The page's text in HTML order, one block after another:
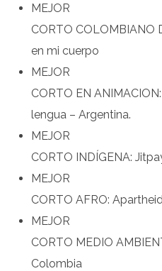
MEJOR
CORTO COLOMBIANO
en mi cuerpo
MEJOR
CORTO EN
lengua – Argentina.
MEJOR
CORTO INDÍGENA:
MEJOR
CORTO AFRO:
MEJOR
CORTO MEDIO
Colombia